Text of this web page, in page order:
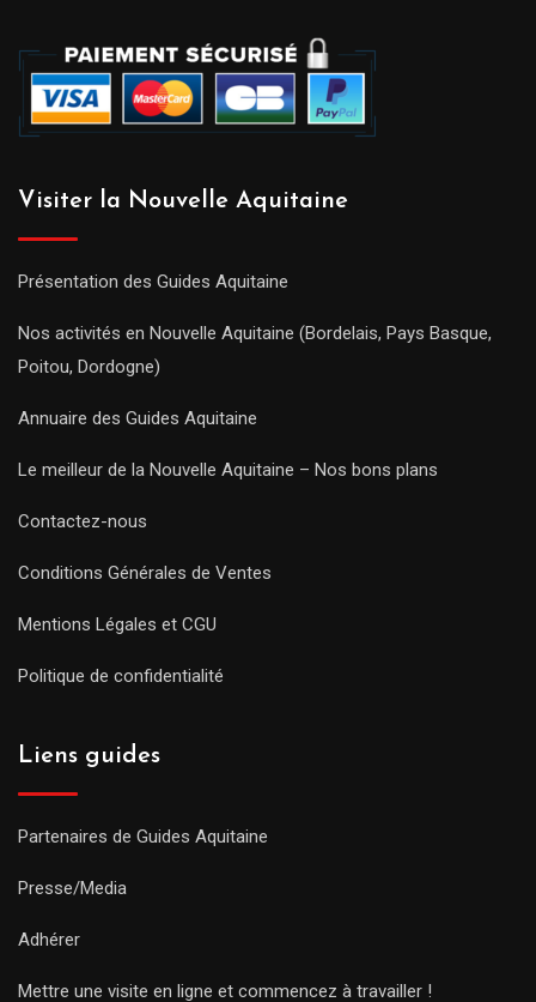
Visiter la Nouvelle Aquitaine
Présentation des Guides Aquitaine
Nos activités en Nouvelle Aquitaine (Bordelais, Pays Basque,
Poitou, Dordogne)
Annuaire des Guides Aquitaine
Le meilleur de la Nouvelle Aquitaine – Nos bons plans
Contactez-nous
Conditions Générales de Ventes
Mentions Légales et CGU
Politique de confidentialité
Liens guides
Partenaires de Guides Aquitaine
Presse/Media
Adhérer
Mettre une visite en ligne et commencez à travailler !